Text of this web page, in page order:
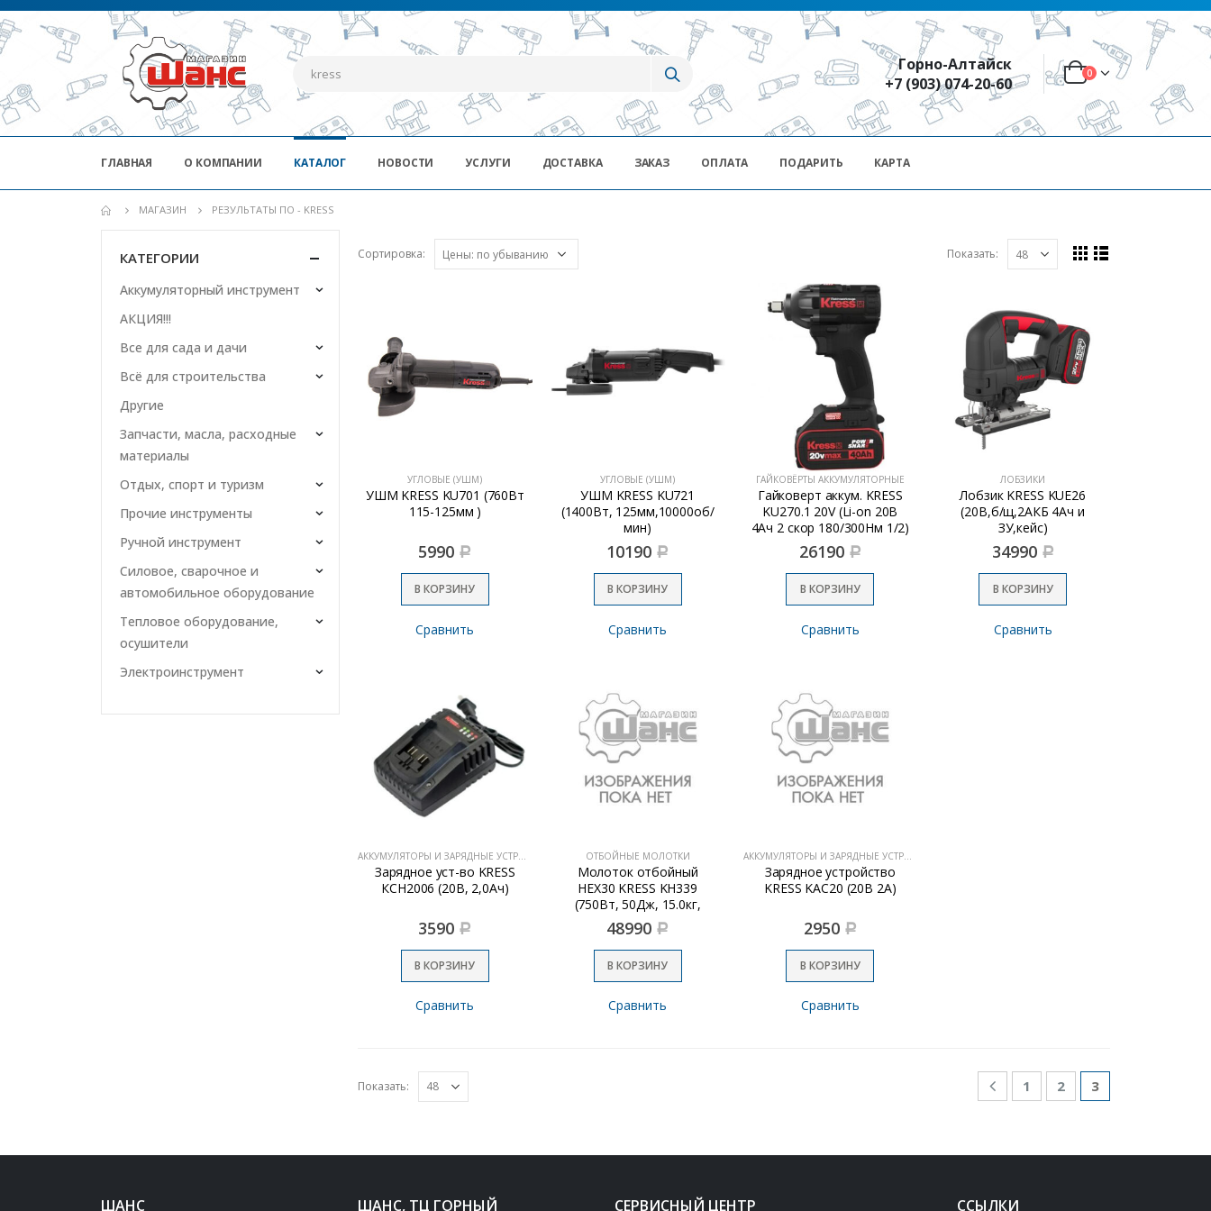
Горно-Алтайск
+7 (903) 074-20-60
0
ГЛАВНАЯ О КОМПАНИИ КАТАЛОГ НОВОСТИ УСЛУГИ ДОСТАВКА ЗАКАЗ ОПЛАТА ПОДАРИТЬ КАРТА
МАГАЗИН РЕЗУЛЬТАТЫ ПО - KRESS
Сортировка: Показать:
УГЛОВЫЕ (УШМ)
УШМ KRESS KU701 (760Вт
115-125мм )
5990 Р
В КОРЗИНУ
Сравнить
УГЛОВЫЕ (УШМ)
УШМ KRESS KU721
(1400Вт, 125мм,10000об/
мин)
10190 Р
В КОРЗИНУ
Сравнить
ГАЙКОВЁРТЫ АККУМУЛЯТОРНЫЕ
Гайковерт аккум. KRESS
KU270.1 20V (Li-on 20В
4Ач 2 скор 180/300Нм 1/2)
26190 Р
В КОРЗИНУ
Сравнить
ЛОБЗИКИ
Лобзик KRESS KUE26
(20В,б/щ,2АКБ 4Ач и
ЗУ,кейс)
34990 Р
В КОРЗИНУ
Сравнить
Зарядное уст-во KRESS
КСН2006 (20В, 2,0Ач)
3590 Р
В КОРЗИНУ
Сравнить
ОТБОЙНЫЕ МОЛОТКИ
Молоток отбойный
HEX30 KRESS KH339
(750Вт, 50Дж, 15.0кг,
кейс)
48990 Р
В КОРЗИНУ
Сравнить
АККУМУЛЯТОРЫ И ЗАРЯДНЫЕ УСТРОЙСТВА
Зарядное устройство
KRESS KAC20 (20В 2A)
2950 Р
В КОРЗИНУ
Сравнить
Показать: 1 2 3
КАТЕГОРИИ
Аккумуляторный инструмент
АКЦИЯ!!!
Все для сада и дачи
Всё для строительства
Другие
Запчасти, масла, расходные
материалы
Отдых, спорт и туризм
Прочие инструменты
Ручной инструмент
Силовое, сварочное и
автомобильное оборудование
Тепловое оборудование,
осушители
Электроинструмент
ШАНС ШАНС, ТЦ ГОРНЫЙ СЕРВИСНЫЙ ЦЕНТР ССЫЛКИ